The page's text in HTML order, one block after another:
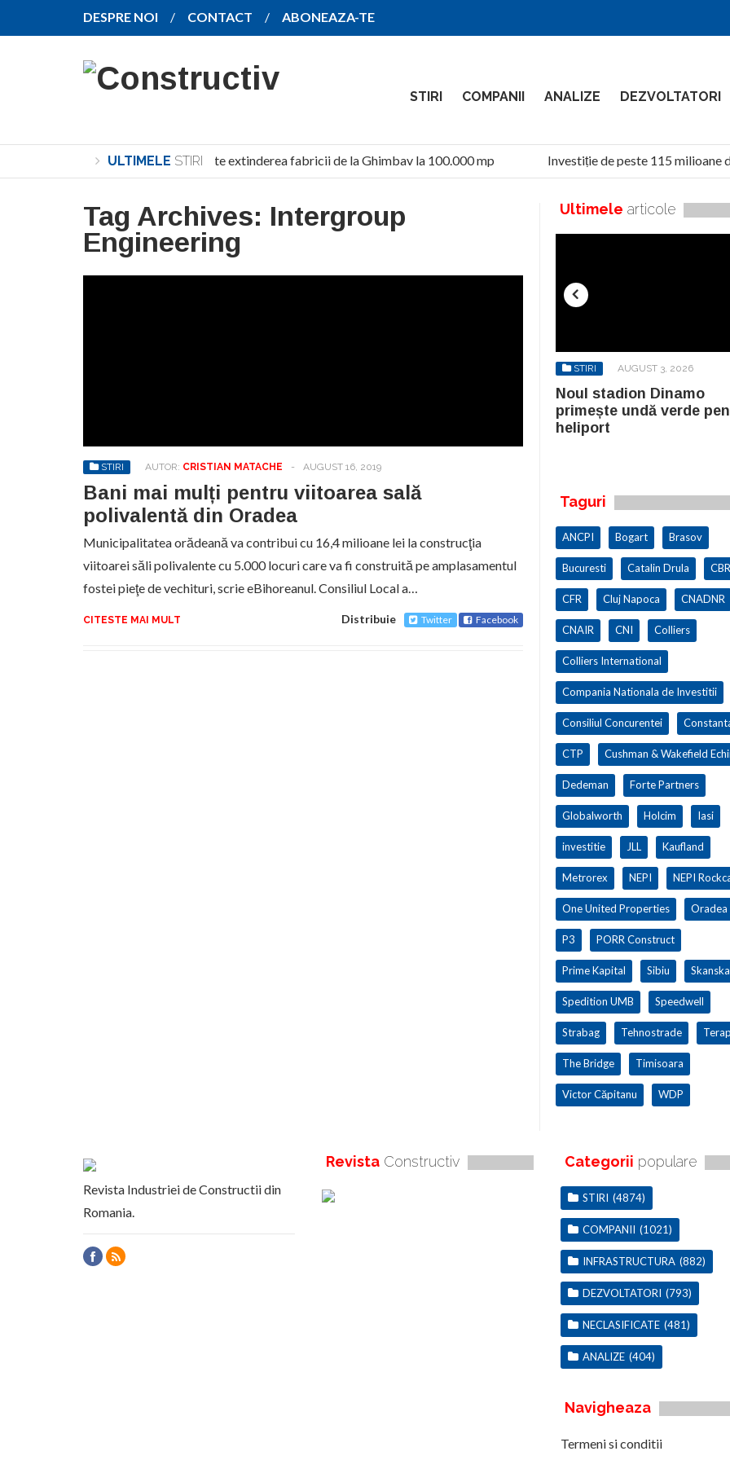
DESPRE NOI CONTACT ABONEAZA-TE
STIRI COMPANII ANALIZE DEZVOLTATORI
ULTIMELE STIRI
SANY pregătește extinderea fabricii de la Ghimbav la 100.000 mp Investiție de peste 115 milioane
Tag Archives: Intergroup
Engineering
STIRI AUTOR: CRISTIAN MATACHE - AUGUST 16, 2019
Bani mai mulți pentru viitoarea sală
polivalentă din Oradea
Municipalitatea orădeană va contribui cu 16,4 milioane lei la construcţia
viitoarei săli polivalente cu 5.000 locuri care va fi construită pe amplasamentul
fostei pieţe de vechituri, scrie eBihoreanul. Consiliul Local a…
CITESTE MAI MULT Distribuie Twitter Facebook
Ultimele articole
STIRI AUGUST 3, 2026
Noul stadion Dinamo
primește undă verde
heliport
Taguri
ANCPI Bogart Brasov
Bucuresti Catalin Drula
CFR Cluj Napoca CNADNR
CNAIR CNI Colliers
Colliers International
Compania Nationala de Investitii
Consiliul Concurentei
CTP Cushman & Wakefield
Dedeman Forte Partners
Globalworth Holcim Iasi
investitie JLL Kaufland
Metrorex NEPI NEPI
One United Properties Oradea
P3 PORR Construct
Prime Kapital Sibiu Skanska
Spedition UMB Speedwell
Strabag Tehnostrade
The Bridge Timisoara
Victor Căpitanu WDP
Revista Industriei de Constructii din
Romania.
Revista Constructiv Categorii populare
STIRI (4874)
COMPANII (1021)
INFRASTRUCTURA (882)
DEZVOLTATORI (793)
NECLASIFICATE (481)
ANALIZE (404)
Navigheaza
Termeni si conditii